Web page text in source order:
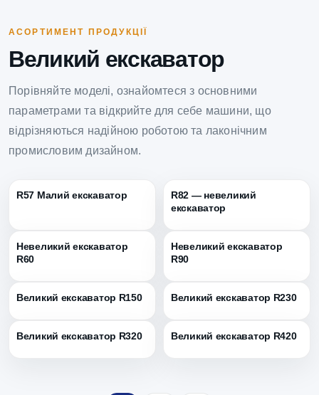
АСОРТИМЕНТ ПРОДУКЦІЇ
Великий екскаватор
Порівняйте моделі, ознайомтеся з основними
параметрами та відкрийте для себе машини, що
відрізняються надійною роботою та лаконічним
промисловим дизайном.
R57 Малий екскаватор
R82 — невеликий
екскаватор
Невеликий екскаватор
R60
Невеликий екскаватор
R90
Великий екскаватор R150 Великий екскаватор R230
Великий екскаватор R320 Великий екскаватор R420